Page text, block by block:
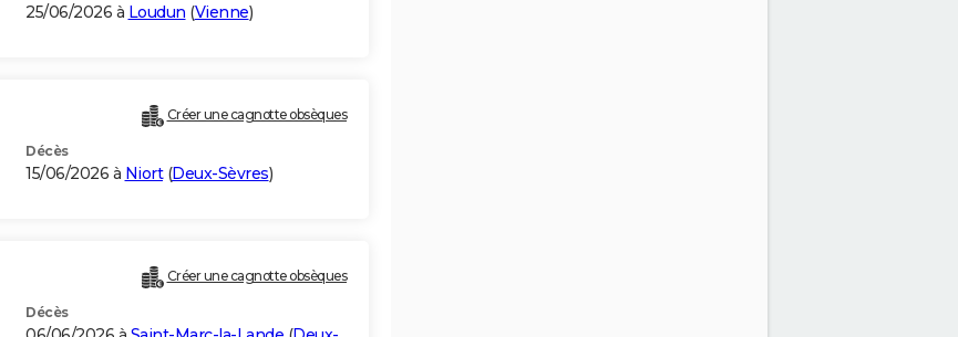
25/06/2026 à Loudun (Vienne)
Créer une cagnotte obsèques
Décès
15/06/2026 à Niort(Deux-Sèvres)
Créer une cagnotte obsèques
Décès